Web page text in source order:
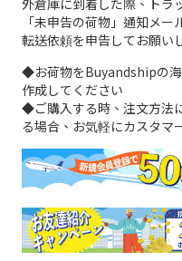
外倉庫に到着した際、トラ
「未申告の荷物」通知メ
転送依頼を申告してお願い
◆お荷物をBuyandshipの
作成してください
◆ご購入する時、注文方法
る場合、お気軽にカスタマ